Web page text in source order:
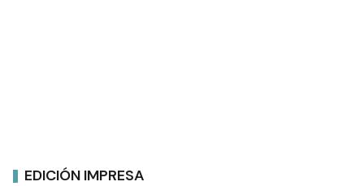
EDICIÓN IMPRESA